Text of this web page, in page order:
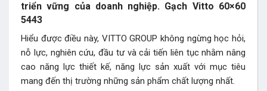
triển vững của doanh nghiệp. Gạch Vitto 60×60
5443
Hiểu được điều này, VITTO GROUP không ngừng học hỏi,
nỗ lực, nghiên cứu, đầu tư và cải tiến liên tục nhằm nâng
cao năng lực thiết kế, năng lực sản xuất với mục tiêu
mang đến thị trường những sản phẩm chất lượng nhất.